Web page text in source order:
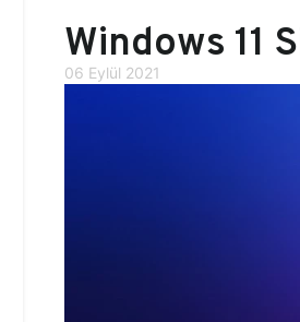
Windows 11
06 Eylül 2021